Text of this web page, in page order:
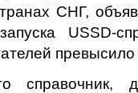
СНГ,
USSD-
справочник,